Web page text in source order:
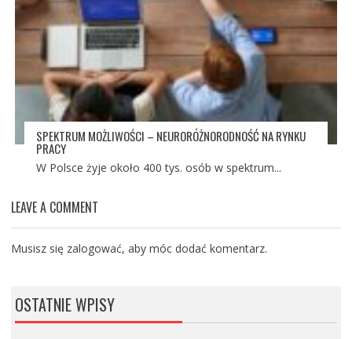
SPEKTRUM MOŻLIWOŚCI – NEURORÓŻNORODNOŚĆ NA RYNKU
PRACY
W Polsce żyje około 400 tys. osób w spektrum...
LEAVE A COMMENT
Musisz się zalogować, aby móc dodać komentarz.
OSTATNIE WPISY